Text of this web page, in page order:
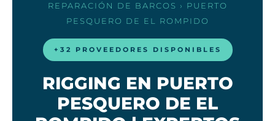
REPARACIÓN DE BARCOS › PUERTO
PESQUERO DE EL ROMPIDO
+32 PROVEEDORES DISPONIBLES
RIGGING EN PUERTO
PESQUERO DE EL